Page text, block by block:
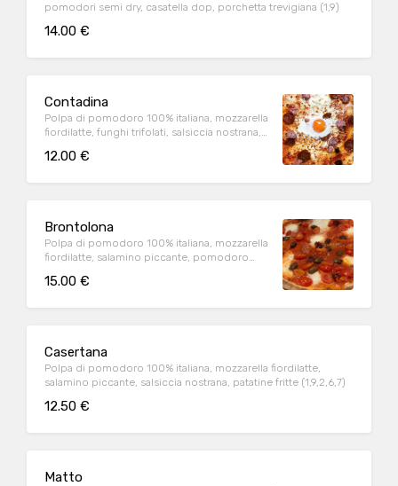
pomodori semi dry, casatella dop, porchetta trevigiana (1,9)
14.00 €
Contadina
Polpa di pomodoro 100% italiana, mozzarella
fiordilatte, funghi trifolati, salsiccia nostrana,
12.00 €
Brontolona
Polpa di pomodoro 100% italiana, mozzarella
fiordilatte, salamino piccante, pomodoro
campana dop (1,9)
15.00 €
Casertana
Polpa di pomodoro 100% italiana, mozzarella fiordilatte,
salamino piccante, salsiccia nostrana, patatine fritte (1,9,2,6,7)
12.50 €
Matto